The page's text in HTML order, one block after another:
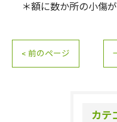
＊額に数か所の小傷
< 前のページ
カテ